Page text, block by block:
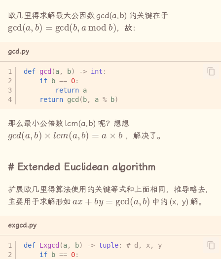
Wilson's theorem
欧几里得求解最大公因数 gcd(a,b) 的关键在于
gcd(a,b) =gcd(b,a mod b)
，故：
gcd.py
def gcd (a, b) -> int :
if
b == 0:
return a
return gcd ( b, a % b)
那么最小公倍数 lcm(a,b) 呢？想想
g cd(a ,b)×lcm (a,b)=a ×b
，解决了。
Extended Euclidean algorithm
扩展欧几里得算法使用的关键等式和上面相同，推导略去，
主要用于求解形如
ax+by =gcd ( a,b)
中的 (x, y) 解。
exgcd.py
def Exgcd (a, b) -> tuple:
# d, x, y
if
b == 0: